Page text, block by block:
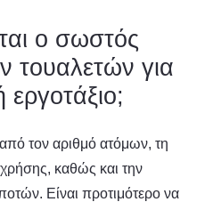
ο σωστός
τουαλετών για
τον αριθμό ατόμων, τη
χρήσης, καθώς και την
Είναι προτιμότερο να